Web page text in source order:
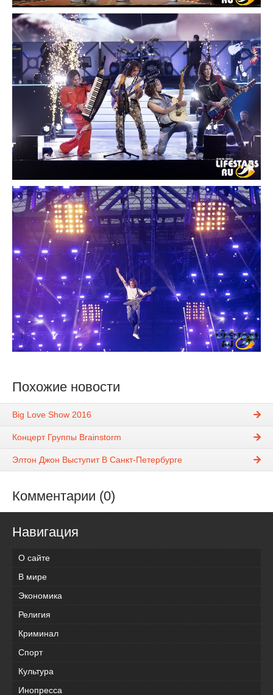
Похожие новости
Big Love Show 2016
Концерт Группы Brainstorm
Элтон Джон Выступит В Санкт-Петербурге
Комментарии (0)
Навигация
О сайте
В мире
Экономика
Религия
Криминал
Спорт
Культура
Инопресса